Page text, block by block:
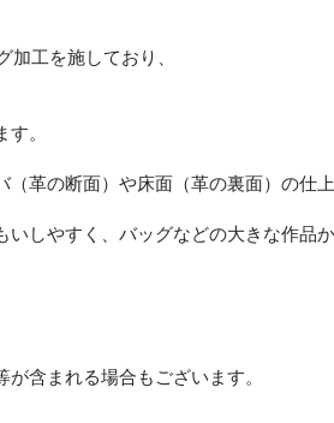
工を施しており、
。
革の断面）や床面（革の裏面）の仕
しやすく、バッグなどの大きな作品か
含まれる場合もございます。